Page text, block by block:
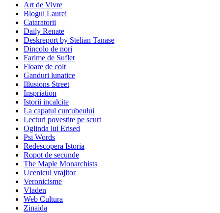
Art de Vivre
Blogul Laurei
Cataratorii
Daily Renate
Deskreport by Stelian Tanase
Dincolo de nori
Farime de Suflet
Floare de colt
Ganduri lunatice
Illusions Street
Inspriation
Istorii incalcite
La capatul curcubeului
Lecturi povestite pe scurt
Oglinda lui Erised
Psi Words
Redescopera Istoria
Ropot de secunde
The Maple Monarchists
Ucenicul vrajitor
Veronicisme
Vladen
Web Cultura
Zinaida